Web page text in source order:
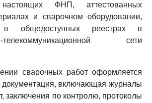
ФНП, аттестованных
и сварочном оборудовании,
в общедоступных реестрах в
телекоммуникационной сети
сварочных работ оформляется
документация, включающая журналы
заключения по контролю, протоколы